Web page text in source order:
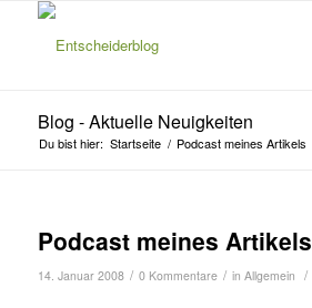
Blog - Aktuelle Neuigkeiten
Du bist hier: Startseite / Podcast meines Artikels
Podcast meines Artikels
14. Januar 2008 / 0 Kommentare / in Allgemein /